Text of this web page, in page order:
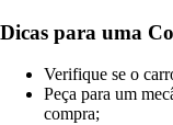
Dicas para uma
Verifique se o
Peça para um
compra;